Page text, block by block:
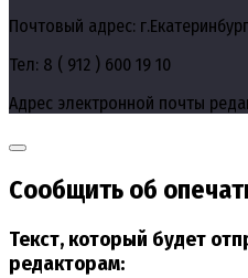
Почтовый адрес:
Тел: 8 ( 912 ) 600 19 10
Адрес электронной почты
Сообщить об
Текст, который будет
редакторам: